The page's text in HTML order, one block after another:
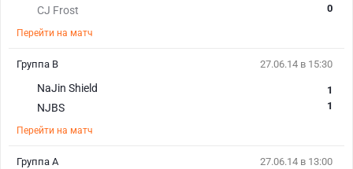
CJ Frost
0
Перейти на матч
27.06.14 в 15:30
NaJin Shield
NJBS
1
1
Перейти на матч
Группа B
27.06.14 в 13:00
Группа А